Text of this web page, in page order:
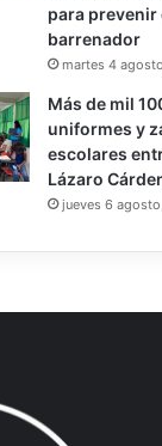
para prevenir
barrenador
martes 4
Más de mil
uniformes y
escolares
Lázaro
jueves 6